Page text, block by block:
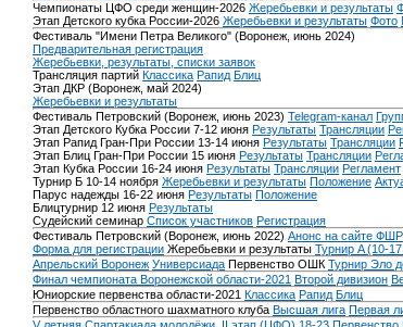
Чемпионаты ЦФО среди женщин-2026 Жеребьевки и результаты
Этап Детского кубка России-2026 Жеребьевки и результаты Фото
Фестиваль "Имени Петра Великого" (Воронеж, июнь 2024)
Предварительная регистрация
Жеребьевки, результаты, списки заявок
Трансляция партий Классика Рапид Блиц
Этап ДКР (Воронеж, май 2024)
Жеребьевки и результаты
Фестиваль Петровский (Воронеж, июнь 2023) Telegram-канал
Этап Детского Кубка России 7-12 июня Результаты Трансляции
Этап Рапид Гран-При России 13-14 июня Результаты Трансляции
Этап Блиц Гран-При России 15 июня Результаты Трансляции
Этап Кубка России 16-24 июня Результаты Трансляции Регламент
Турнир Б 10-14 ноября Жеребьевки и результаты Положение
Парус надежды 16-22 июня Результаты Положение
Блицтурнир 12 июня Результаты
Судейский семинар Список участников Регистрация
Фестиваль Петровский (Воронеж, июнь 2022) Анонс на сайте ФШР
Форма для регистрации Жеребьевки и результаты Турнир A (10-
Апрельский Воронеж Универсиада Первенство ОШК Турнир Эло
Финал чемпионата Воронежской области-2021 Второй дивизион
Юниорские первенства области-2021 Классика Рапид Блиц
Первенство областного шахматного клуба Высшая лига Первая